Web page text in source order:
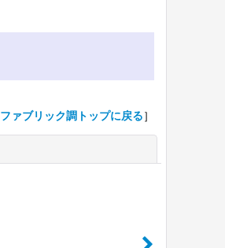
ファブリック調トップに戻る］